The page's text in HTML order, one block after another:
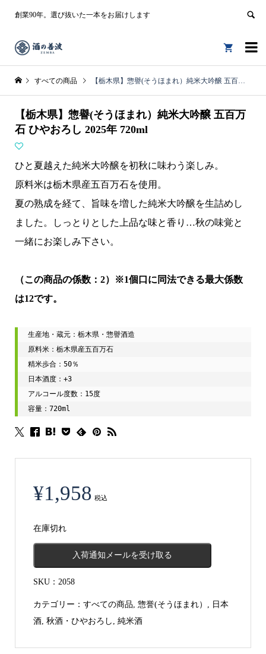
創業90年。選び抜いた一本をお届けします


すべての商品 【栃木県】惣譽(そうほまれ）純米大吟醸 五百万石 ひやおろし 2025年 720ml
【栃木県】惣譽(そうほまれ）純米大吟醸 五百万
石 ひやおろし 2025年 720ml
ひと夏越えた純米大吟醸を初秋に味わう楽しみ。
原料米は栃木県産五百万石を使用。
夏の熟成を経て、旨味を増した純米大吟醸を生詰めし
ました。しっとりとした上品な味と香り…秋の味覚と
一緒にお楽しみ下さい。
（この商品の係数：2）※1個口に同法できる最大係数
は12です。
生産地・蔵元：栃木県・惣譽酒造
原料米：栃木県産五百万石
精米歩合：50％
日本酒度：+3
アルコール度数：15度
容量：720ml
¥1,958 税込
在庫切れ
入荷通知メールを受け取る
SKU： 2058
カテゴリー： すべての商品, 惣誉(そうほまれ） , 日本
酒, 秋酒・ひやおろし , 純米酒